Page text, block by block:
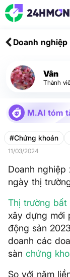
Doanh
động sản
Vân
Thành
M.AI tóm
#Chứng khoán
11/03/2024
Doanh
ngày thị
Thị trường bất
xây dựng mới
động sản
doanh các
sàn chứng
So với năm